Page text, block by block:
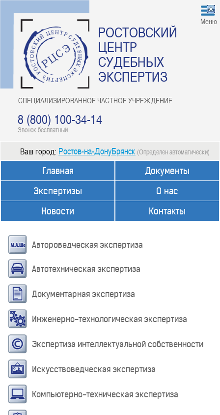
РОСТОВСКИЙ
ЦЕНТР
СУДЕБНЫХ
ЭКСПЕРТИЗ
СПЕЦИАЛИЗИРОВАННОЕ ЧАСТНОЕ УЧРЕЖДЕНИЕ
8 (800) 100-34-14
Звонок бесплатный
Меню
Ваш город: Ростов-на-ДонуБрянск (Определен автоматически)
Главная
Экспертизы
Новости
Документы
О нас
Контакты
Автороведческая экспертиза
Автотехническая экспертиза
Документарная экспертиза
Инженерно-технологическая экспертиза
Экспертиза интеллектуальной собственности
Искусствоведческая экспертиза
Компьютерно-техническая экспертиза